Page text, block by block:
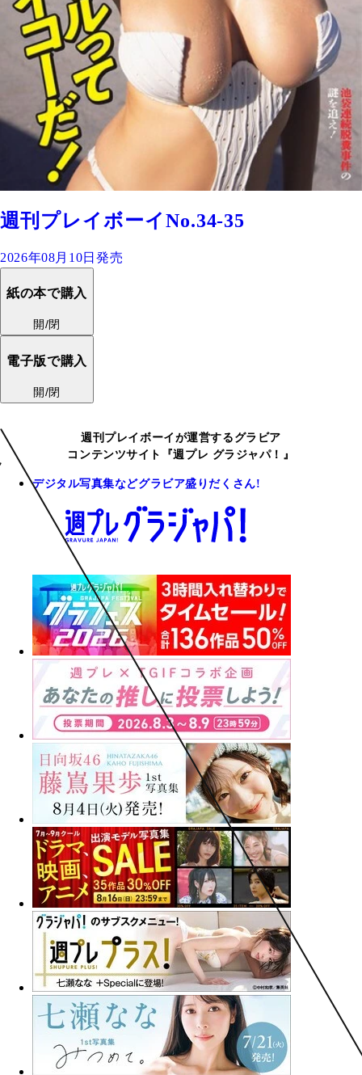
週刊プレイボーイNo.34-35
2026年08月10日発売
紙の本で購入
開/閉
電子版で購入
開/閉
週刊プレイボーイが運営するグラビア
コンテンツサイト『週プレ グラジャパ！』
デジタル写真集などグラビア盛りだくさん!